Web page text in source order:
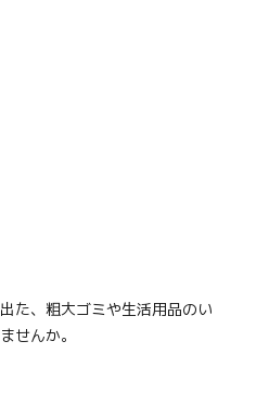
た、粗大ゴミや生活用品のい
せんか。